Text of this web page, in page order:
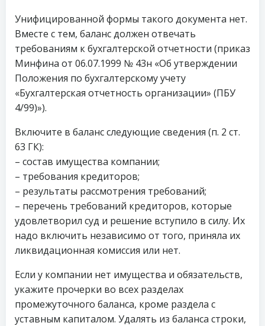
Унифицированной формы такого документа нет.
Вместе с тем, баланс должен отвечать
требованиям к бухгалтерской отчетности (приказ
Минфина от 06.07.1999 № 43н «Об утверждении
Положения по бухгалтерскому учету
«Бухгалтерская отчетность организации» (ПБУ
4/99)»).
Включите в баланс следующие сведения (п. 2 ст.
63 ГК):
– состав имущества компании;
– требования кредиторов;
– результаты рассмотрения требований;
– перечень требований кредиторов, которые
удовлетворил суд и решение вступило в силу. Их
надо включить независимо от того, приняла их
ликвидационная комиссия или нет.
Если у компании нет имущества и обязательств,
укажите прочерки во всех разделах
промежуточного баланса, кроме раздела с
уставным капиталом. Удалять из баланса строки,